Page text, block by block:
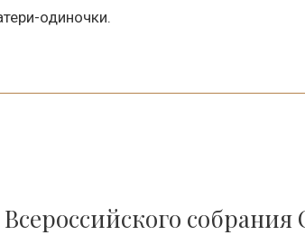
одиночки.
собрания